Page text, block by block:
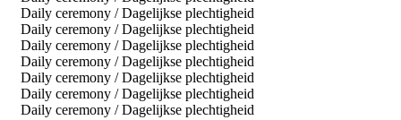
Daily ceremony / Dagelijkse plechtigheid
Daily ceremony / Dagelijkse plechtigheid
Daily ceremony / Dagelijkse plechtigheid
Daily ceremony / Dagelijkse plechtigheid
Daily ceremony / Dagelijkse plechtigheid
Daily ceremony / Dagelijkse plechtigheid
Daily ceremony / Dagelijkse plechtigheid